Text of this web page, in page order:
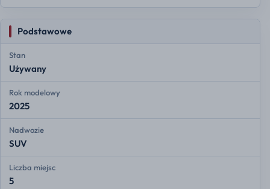
Podstawowe
Stan
Używany
Rok modelowy
2025
Nadwozie
SUV
Liczba miejsc
5